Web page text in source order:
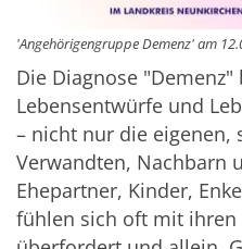
'Angehörigengruppe Demenz' am
Die Diagnose
Lebensentwürfe und
– nicht nur die eigenen,
Verwandten, Nachbarn
Ehepartner, Kinder,
fühlen sich oft mit ihren